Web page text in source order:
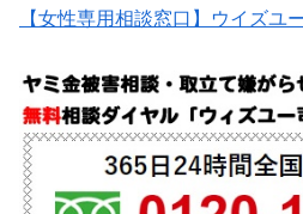
【女性専用相談窓口】ウイズユ